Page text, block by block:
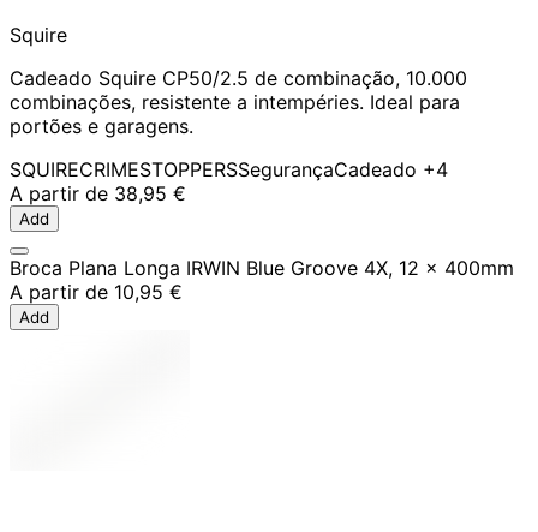
Squire
Cadeado Squire CP50/2.5 de combinação, 10.000
combinações, resistente a intempéries. Ideal para
portões e garagens.
SQUIRECRIMESTOPPERSSegurançaCadeado +4
A partir de 38,95 €
Add
Broca Plana Longa IRWIN Blue Groove 4X, 12 x 400mm
A partir de 10,95 €
Add